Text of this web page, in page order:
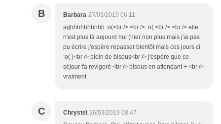
B Barbara 27/03/2019 06:11
aghhhhhhhhhh :o(<br /> <br /> :o( <br /> <br /> elle
n'est plus là aujourd hui (hier non plus mais j'ai pas
pu écrire j'espère repasser bientôt mais ces jours ci
:o( )<br /> plein de bisous<br /> j'espère que ce
séjour t'a revigoré <br /> bisous en attendant + <br />
vraiment
C Chrystel 26/03/2019 08:47